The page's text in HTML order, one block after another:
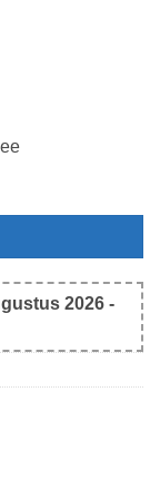
2026 -